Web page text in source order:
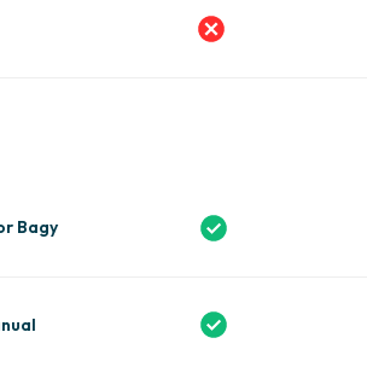
Bagy